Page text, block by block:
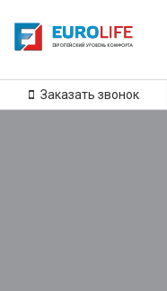
Заказать звонок
Почитай
подпишись